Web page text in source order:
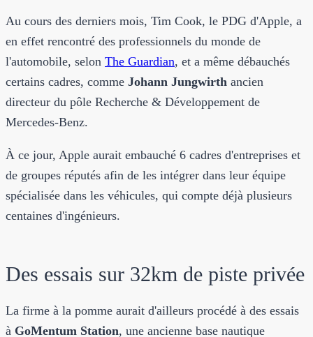
Au cours des derniers mois, Tim Cook, le PDG d'Apple, a
en effet rencontré des professionnels du monde de
l'automobile, selon The Guardian, et a même débauchés
certains cadres, comme Johann Jungwirth ancien
directeur du pôle Recherche & Développement de
Mercedes-Benz.
À ce jour, Apple aurait embauché 6 cadres d'entreprises et
de groupes réputés afin de les intégrer dans leur équipe
spécialisée dans les véhicules, qui compte déjà plusieurs
centaines d'ingénieurs.
Des essais sur 32km de piste privée
La firme à la pomme aurait d'ailleurs procédé à des essais
à GoMentum Station, une ancienne base nautique